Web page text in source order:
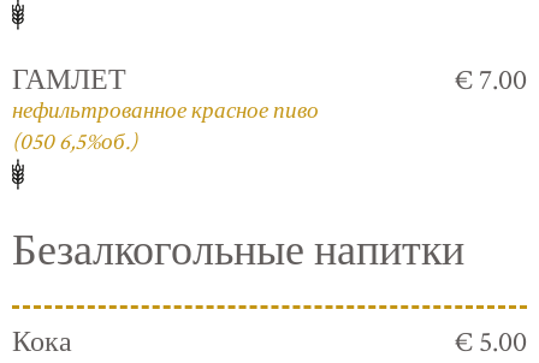
ГАМЛЕТ
нефильтрованное красное пиво
(050 6,5%об.)
€ 7.00
Безалкогольные напитки
Кока
€ 5.00